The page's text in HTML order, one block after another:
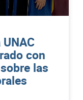
con
las